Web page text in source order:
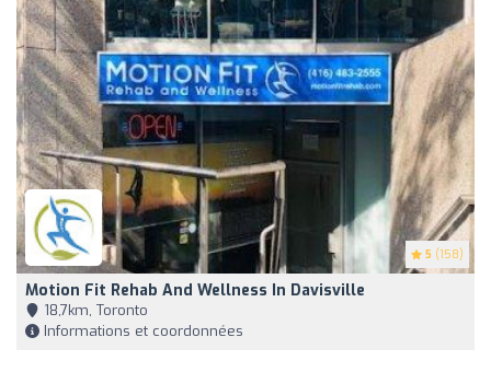
5 (158)
Motion Fit Rehab And Wellness In Davisville
18,7km, Toronto
Informations et coordonnées